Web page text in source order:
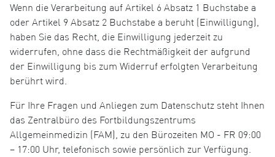
Wenn die Verarbeitung auf Artikel 6 Absatz 1 Buchstabe a
oder Artikel 9 Absatz 2 Buchstabe a beruht (Einwilligung),
haben Sie das Recht, die Einwilligung jederzeit zu
widerrufen, ohne dass die Rechtmäßigkeit der aufgrund
der Einwilligung bis zum Widerruf erfolgten Verarbeitung
berührt wird.
Für Ihre Fragen und Anliegen zum Datenschutz steht Ihnen
das Zentralbüro des Fortbildungszentrums
Allgemeinmedizin (FAM), zu den Bürozeiten MO - FR 09:00
– 17:00 Uhr, telefonisch sowie persönlich zur Verfügung.